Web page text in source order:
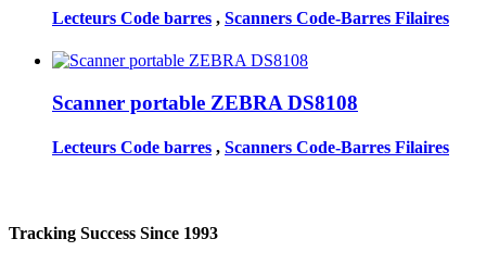
Lecteurs Code barres , Scanners Code-Barres Filaires
Scanner portable ZEBRA DS8108
Lecteurs Code barres , Scanners Code-Barres Filaires
Tracking Success Since 1993